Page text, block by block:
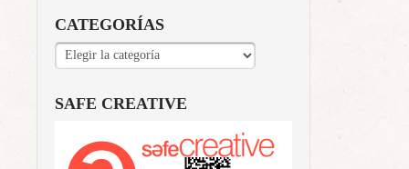
CATEGORÍAS
CATEGORÍAS
SAFE CREATIVE